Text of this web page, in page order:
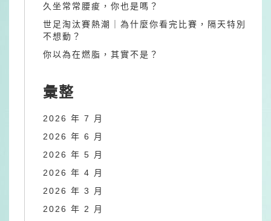
久坐常常腰痠，你也是嗎？
世足淘汰賽熱潮｜為什麼你看完比賽，隔天特別
不想動？
你以為在燃脂，其實不是？
彙整
2026 年 7 月
2026 年 6 月
2026 年 5 月
2026 年 4 月
2026 年 3 月
2026 年 2 月